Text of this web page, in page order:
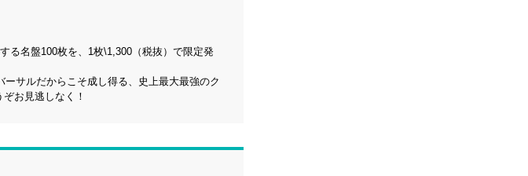
る名盤100枚を、1枚\1,300（税抜）で限定発
サルだからこそ成し得る、史上最大最強のク
お見逃しなく！